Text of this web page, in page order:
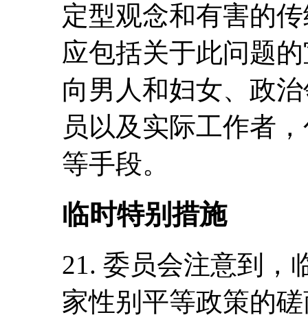
定型观念和有害的
应包括关于此问题
向男人和妇女、政
员以及实际工作者
等手段。
临时特别措施
21. 委员会注意到，
家性别平等政策的